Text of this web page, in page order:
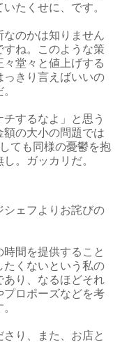
たくせに、です。
のかは知りません
すね。このような策
堂々と値上げする
っきり言えばいいの
チするなよ」と思う
の大小の問題では
ても同様の憂鬱を抱
。ガッカリだ。
シェフよりお詫びの
時間を提供すること
たくないという私の
あり、なるほどそれ
プロポーズなどを考
り、また、お店と